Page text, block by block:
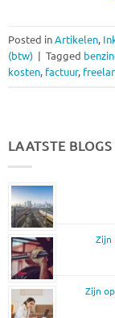
Posted in Artikelen,
(btw)
Tagged
kosten, factuur,
LAATSTE BLOGS
Zijn
Zijn